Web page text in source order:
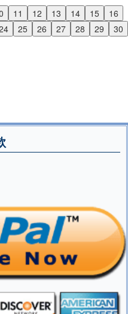
11 12 13 14 15
16
25 26 27 28 29
30